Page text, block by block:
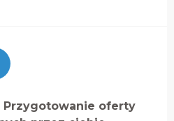
Przygotowanie oferty